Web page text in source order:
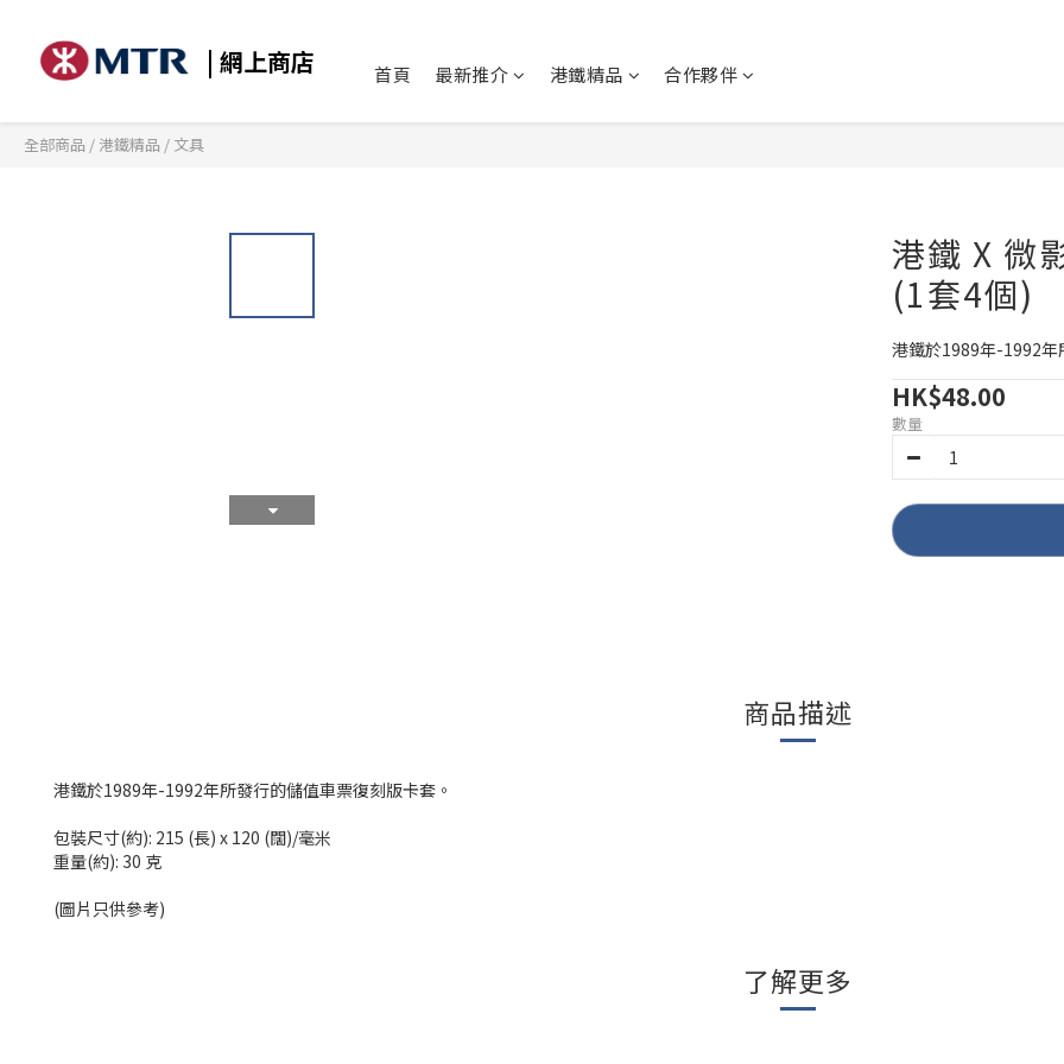
| 網上商店 首頁 最新推介 港鐵精品 合作夥伴
全部商品 / 港鐵精品 / 文具
港鐵 X 微
(1套4個)
港鐵於1989年-1992年
HK$48.00
數量
商品描述
港鐵於1989年-1992年所發行的儲值車票復刻版卡套。
包裝尺寸(約): 215 (長) x 120 (闊)/毫米
重量(約): 30 克
(圖片只供參考)
了解更多